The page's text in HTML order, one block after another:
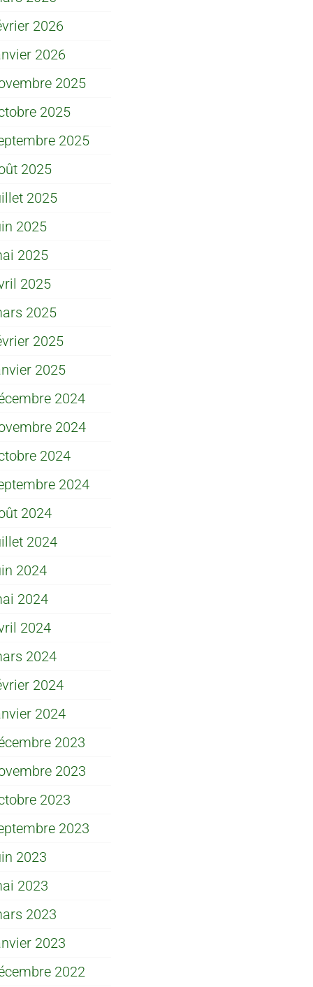
2026
2026
2025
2025
2025
2025
2025
2025
2025
2025
2025
2025
2025
2024
2024
2024
2024
2024
2024
2024
2024
2024
2024
2024
2024
2023
2023
2023
2023
2023
2023
2023
2023
2022